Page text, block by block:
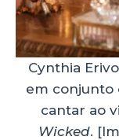
Cynthia
em conjunto
cantar ao
Wicked.